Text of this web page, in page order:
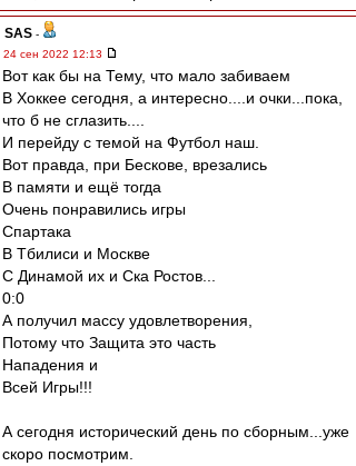
SAS -
24 сен 2022 12:13
Вот как бы на Тему, что мало забиваем
В Хоккее сегодня, а интересно....и очки...пока,
что б не сглазить....
И перейду с темой на Футбол наш.
Вот правда, при Бескове, врезались
В памяти и ещё тогда
Очень понравились игры
Спартака
В Тбилиси и Москве
С Динамой их и Ска Ростов...
0:0
А получил массу удовлетворения,
Потому что Защита это часть
Нападения и
Всей Игры!!!
А сегодня исторический день по сборным...уже
скоро посмотрим.